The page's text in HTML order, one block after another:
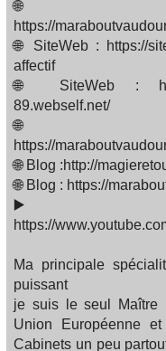
🌐
https://
🌐 SiteWeb : https://
affectif
🌐 SiteWeb :
89.webself.net/
🌐
https://
🌐 Blog :http://
🌐 Blog : https://
▶️
https://
Ma principale
puissant
je suis le seul Maître
Union Européenne
Cabinets un peu